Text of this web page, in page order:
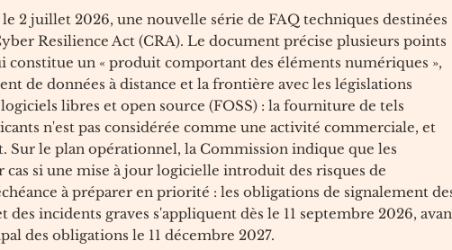
2 juillet 2026, une nouvelle série de FAQ techniques destinées
Resilience Act (CRA). Le document précise plusieurs points
constitue un « produit comportant des éléments numériques »,
de données à distance et la frontière avec les législations
libres et open source (FOSS) : la fourniture de tels
n'est pas considérée comme une activité commerciale, et
Sur le plan opérationnel, la Commission indique que les
cas si une mise à jour logicielle introduit des risques de
à préparer en priorité : les obligations de signalement
incidents graves s'appliquent dès le 11 septembre 2026,
des obligations le 11 décembre 2027.